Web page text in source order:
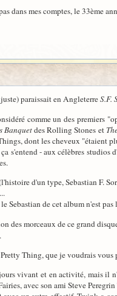
dans mes comptes, le 33ème
paraissait en AngleterreS.F.
comme un des premiers
Banquetdes Rolling Stones et
dont les cheveux "étaient
s'entend - aux célèbres
d'un type, Sebastian F.
Sebastian de cet album n'est pas
des morceaux de ce grand
Thing, que je voudrais vous
vivant et en activité, mais il
avec son ami Steve